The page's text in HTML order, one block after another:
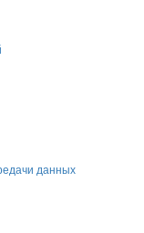
данных